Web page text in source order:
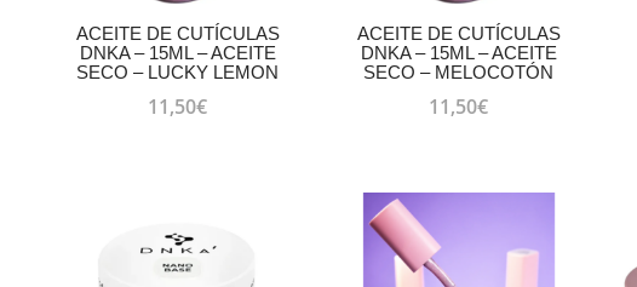
ACEITE DE CUTÍCULAS
DNKA – 15ML – ACEITE
SECO – LUCKY LEMON
11,50€
ACEITE DE CUTÍCULAS
DNKA – 15ML – ACEITE
SECO – MELOCOTÓN
11,50€